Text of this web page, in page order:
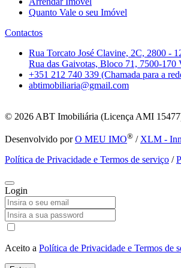
Quanto Vale o seu Imóvel
Contactos
Rua Torcato José Clavine, 2C, 2800 -
Rua das Gaivotas, Bloco 71, 7500-
+351 212 740 339 (Chamada para a
abtimobiliaria@gmail.com
© 2026 ABT Imobiliária (Licença AMI
Desenvolvido porO MEU IMO® / XLM -
Política de Privacidade e Termos de serviço /
Login
Aceito a Política de Privacidade e Termos de